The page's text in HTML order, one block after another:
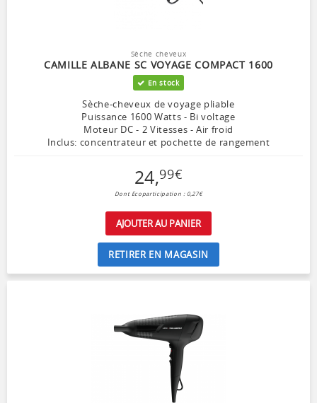
Sèche cheveux
CAMILLE ALBANE SC VOYAGE COMPACT 1600
En stock
Sèche-cheveux de voyage pliable
Puissance 1600 Watts - Bi voltage
Moteur DC - 2 Vitesses - Air froid
Inclus: concentrateur et pochette de rangement
24,99€
Dont Ecoparticipation : 0,27€
AJOUTER AU PANIER
RETIRER EN MAGASIN